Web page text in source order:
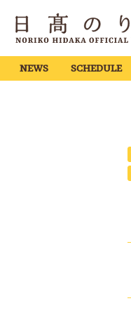
NEWS SCHEDULE